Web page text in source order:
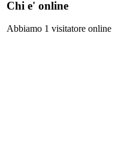
Chi e' online
Abbiamo 1 visitatore online